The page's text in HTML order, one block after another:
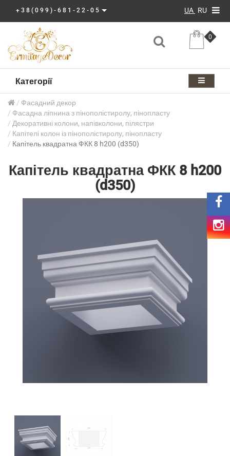
+38(099)-681-22-05 UA RU
0
Категорії
Фасадний декор
Фасадна ліпнина з пінополістиролу, пінопласту
Декоративні колони, напівколони, пілястри
Капітелі колон із пінополістиролу, пінопласту
Капітель квадратна ФКК 8 h200 (d350)
Капітель квадратна ФКК 8 h200
(d350)